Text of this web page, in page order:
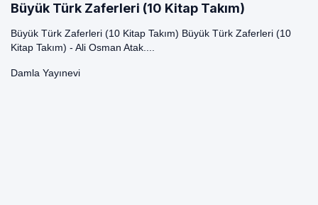
Büyük Türk Zaferleri (10 Kitap Takım)
Büyük Türk Zaferleri (10 Kitap Takım) Büyük Türk Zaferleri (10
Kitap Takım) - Ali Osman Atak....
Damla Yayınevi